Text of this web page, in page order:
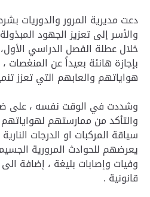
دعت مديرية المرور والدوريات
والأسر إلى تعزيز الجهود
خلال عطلة الفصل الدراسي
بإجازة هانئة بعيداً عن
هواياتهم والعابهم التي تعزز
وشددت في الوقت نفسه ، على
والتأكد من ممارستهم
سياقة المركبات او الدرجات
يعرضهم للحوادث المرورية
وفيات وإصابات بليغة ، إضافة
قانونية .